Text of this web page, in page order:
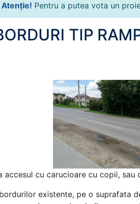
Atenție! Pentru a putea vota un
TIP
cu carucioare cu copii,
existente, pe o suprafata